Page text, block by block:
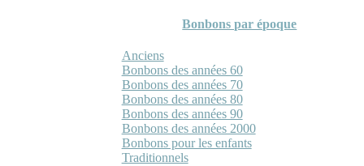
Bonbons par époque
Anciens
Bonbons des années 60
Bonbons des années 70
Bonbons des années 80
Bonbons des années 90
Bonbons des années 2000
Bonbons pour les enfants
Traditionnels